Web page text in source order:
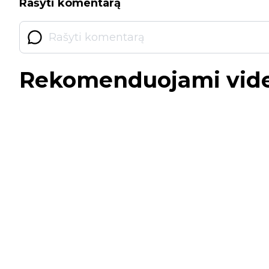
Rašyti komentarą
Rekomenduojami